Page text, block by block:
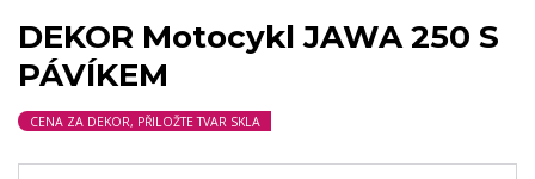
DEKOR Motocykl JAWA 250 S
PÁVÍKEM
CENA ZA DEKOR, PŘILOŽTE TVAR SKLA